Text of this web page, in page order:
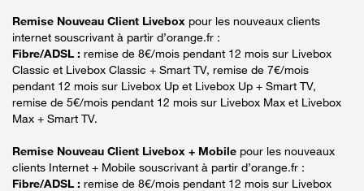
Remise Nouveau Client Livebox pour les nouveaux clients
internet souscrivant à partir d’orange.fr :
Fibre/ADSL : remise de 8€/mois pendant 12 mois sur Livebox
Classic et Livebox Classic + Smart TV, remise de 7€/mois
pendant 12 mois sur Livebox Up et Livebox Up + Smart TV,
remise de 5€/mois pendant 12 mois sur Livebox Max et Livebox
Max + Smart TV.
Remise Nouveau Client Livebox + Mobile pour les nouveaux
clients Internet + Mobile souscrivant à partir d’orange.fr :
Fibre/ADSL : remise de 8€/mois pendant 12 mois sur Livebox